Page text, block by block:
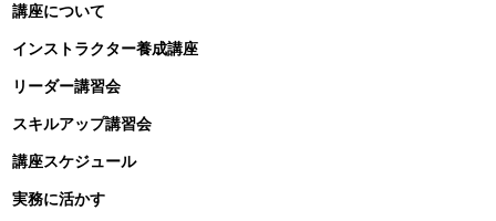
講座について
インストラクター養成講座
リーダー講習会
スキルアップ講習会
講座スケジュール
実務に活かす